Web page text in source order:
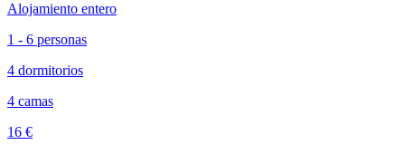
Alojamiento entero
1 - 6 personas
4 dormitorios
4 camas
16 €